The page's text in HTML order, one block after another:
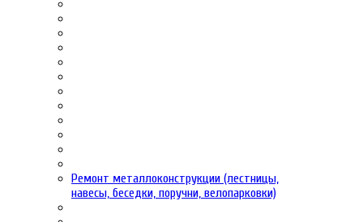
Ремонт металлоконструкции (лестницы,
навесы, беседки, поручни, велопарковки)